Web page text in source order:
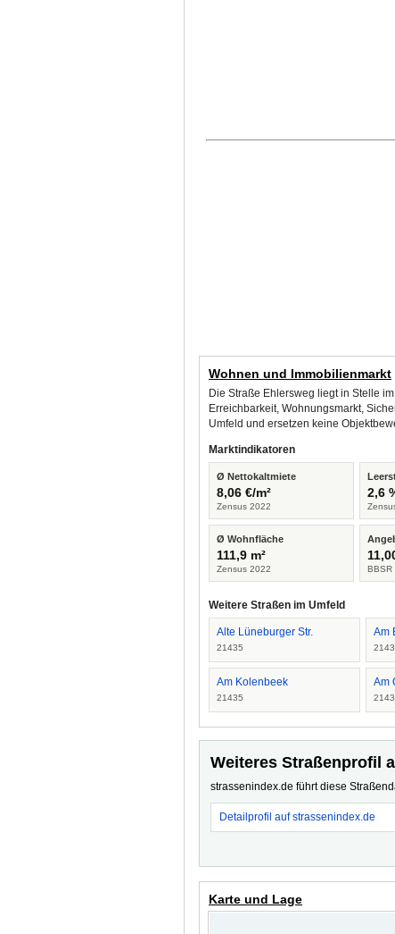
Wohnen und Immobilienmarkt
Die Straße Ehlersweg liegt in Stelle
Erreichbarkeit, Wohnungsmarkt,
Umfeld und ersetzen keine
Marktindikatoren
Ø Nettokaltmiete
8,06 €/m²
Zensus 2022
2,6
Ø Wohnfläche
111,9 m²
Zensus 2022 BBSR
Weitere Straßen im Umfeld
Alte Lüneburger Str.
21435
Am
Am Kolenbeek
21435
Am
Weiteres Straßenprofil
strassenindex.de führt diese
Detailprofil auf strassenindex.de
Karte und Lage